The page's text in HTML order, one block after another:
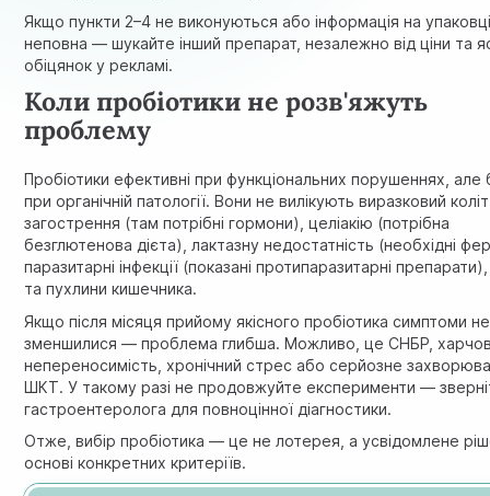
Якщо пункти 2–4 не виконуються або інформація на
неповна — шукайте інший препарат, незалежно від ціни та
обіцянок у рекламі.
Коли пробіотики не розв'яжуть
проблему
Пробіотики ефективні при функціональних порушеннях, але
при органічній патології. Вони не вилікують виразковий
загострення (там потрібні гормони), целіакію (потрібна
безглютенова дієта), лактазну недостатність (необхідні
паразитарні інфекції (показані протипаразитарні
та пухлини кишечника.
Якщо після місяця прийому якісного пробіотика симптоми не
зменшилися — проблема глибша. Можливо, це СНБР,
непереносимість, хронічний стрес або серйозне
ШКТ. У такому разі не продовжуйте експерименти —
гастроентеролога для повноцінної діагностики.
Отже, вибір пробіотика — це не лотерея, а усвідомлене
основі конкретних критеріїв.